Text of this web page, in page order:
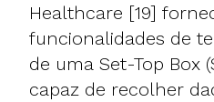
Healthcare [19]
funcionalidades de
de uma Set-Top Box
capaz de recolher